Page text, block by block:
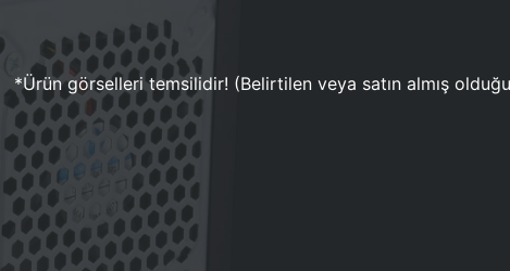
*Ürün görselleri temsilidir! (Belirtilen veya satın almış